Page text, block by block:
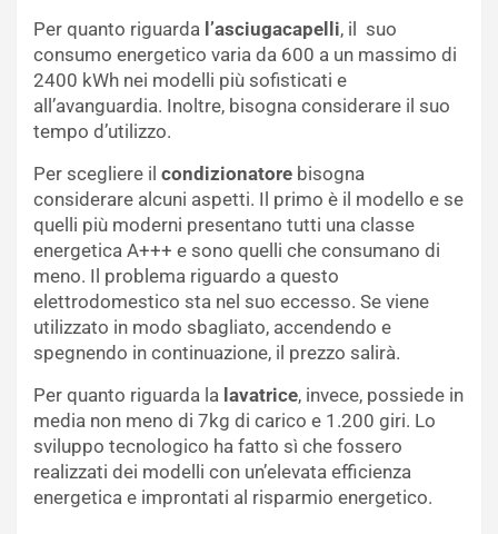
Per quanto riguarda l’asciugacapelli, il suo
consumo energetico varia da 600 a un massimo di
2400 kWh nei modelli più sofisticati e
all’avanguardia. Inoltre, bisogna considerare il suo
tempo d’utilizzo.
Per scegliere il condizionatore bisogna
considerare alcuni aspetti. Il primo è il modello e se
quelli più moderni presentano tutti una classe
energetica A+++ e sono quelli che consumano di
meno. Il problema riguardo a questo
elettrodomestico sta nel suo eccesso. Se viene
utilizzato in modo sbagliato, accendendo e
spegnendo in continuazione, il prezzo salirà.
Per quanto riguarda la lavatrice, invece, possiede in
media non meno di 7kg di carico e 1.200 giri. Lo
sviluppo tecnologico ha fatto sì che fossero
realizzati dei modelli con un’elevata efficienza
energetica e improntati al risparmio energetico.